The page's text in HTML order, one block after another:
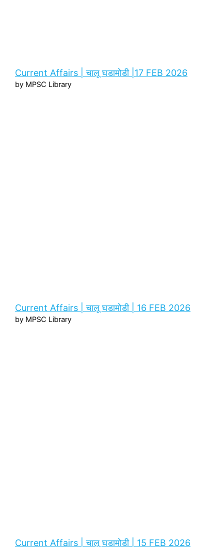
Current Affairs | चालू घडामोडी |17 FEB 2026
by MPSC Library
Current Affairs | चालू घडामोडी | 16 FEB 2026
by MPSC Library
Current Affairs | चालू घडामोडी | 15 FEB 2026